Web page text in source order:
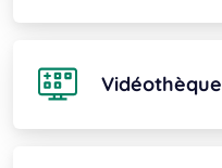
Vidéothèque